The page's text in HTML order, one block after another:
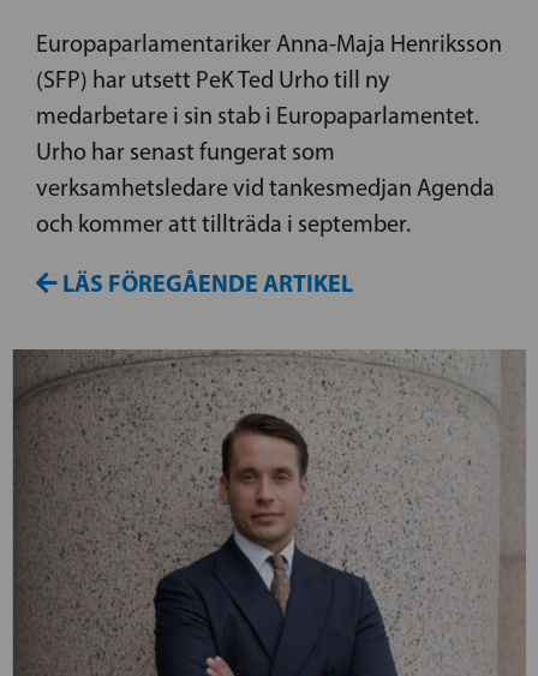
Europaparlamentariker Anna-Maja Henriksson
(SFP) har utsett PeK Ted Urho till ny
medarbetare i sin stab i Europaparlamentet.
Urho har senast fungerat som
verksamhetsledare vid tankesmedjan Agenda
och kommer att tillträda i september.
LÄS FÖREGÅENDE ARTIKEL